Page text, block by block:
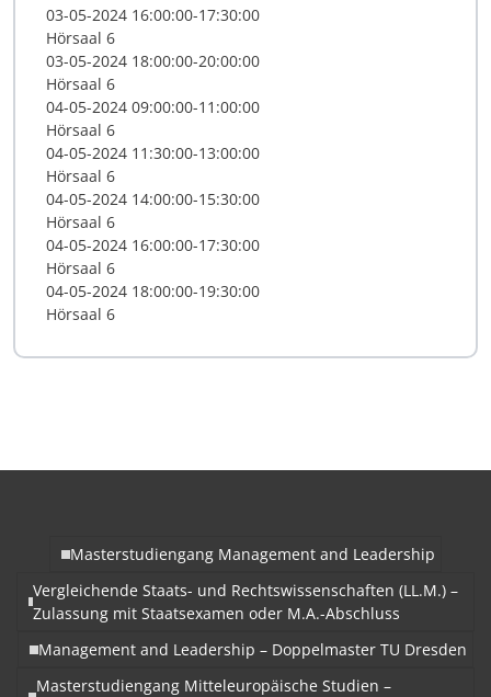
03-05-2024 16:00:00-17:30:00
Hörsaal 6
03-05-2024 18:00:00-20:00:00
Hörsaal 6
04-05-2024 09:00:00-11:00:00
Hörsaal 6
04-05-2024 11:30:00-13:00:00
Hörsaal 6
04-05-2024 14:00:00-15:30:00
Hörsaal 6
04-05-2024 16:00:00-17:30:00
Hörsaal 6
04-05-2024 18:00:00-19:30:00
Hörsaal 6
Masterstudiengang Management and Leadership
Vergleichende Staats- und Rechtswissenschaften (LL.M.) –
Zulassung mit Staatsexamen oder M.A.-Abschluss
Management and Leadership – Doppelmaster TU Dresden
Masterstudiengang Mitteleuropäische Studien –